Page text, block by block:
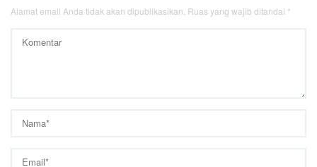
Alamat email Anda tidak akan dipublikasikan. Ruas yang wajib ditandai *